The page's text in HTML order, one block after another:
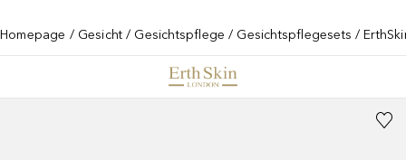
Homepage Gesicht Gesichtspflege Gesichtspflegesets